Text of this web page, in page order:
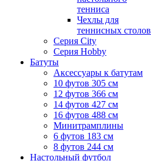
тенниса
Чехлы для
теннисных столов
Серия City
Серия Hobby
Батуты
Аксессуары к батутам
10 футов 305 см
12 футов 366 см
14 футов 427 см
16 футов 488 см
Минитрамплины
6 футов 183 см
8 футов 244 см
Настольный футбол